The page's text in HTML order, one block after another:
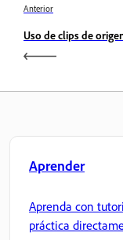
Anterior
Uso de clips de
Aprender
Aprenda con
práctica